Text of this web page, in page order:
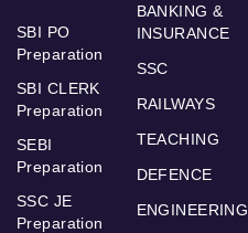
SBI PO
Preparation
SBI CLERK
Preparation
SEBI
Preparation
SSC JE
Preparation
BANKING &
INSURANCE
SSC
RAILWAYS
TEACHING
DEFENCE
ENGINEERING